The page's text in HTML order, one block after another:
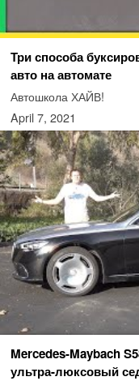
Три способа
авто на автомате
Автошкола ХАЙВ!
April 7, 2021
Mercedes-Maybach
ультра-люксовый